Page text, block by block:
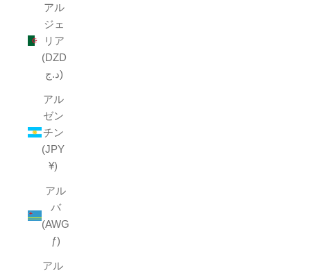
アル
ジェ
リア
(DZD
د.ج)
アル
ゼン
チン
(JPY
¥)
アル
バ
(AWG
ƒ)
アル